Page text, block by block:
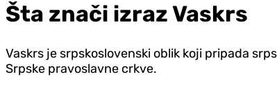
Šta znači izraz Vaskrs
Vaskrs je srpskoslovenski oblik koji pripada
Srpske pravoslavne crkve.